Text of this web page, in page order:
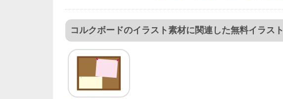
コルクボードのイラスト素材に関連した無料イラスト